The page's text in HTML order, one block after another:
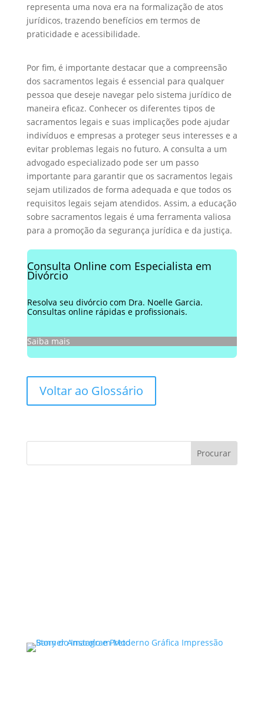
representa uma nova era na formalização de atos
jurídicos, trazendo benefícios em termos de
praticidade e acessibilidade.
Por fim, é importante destacar que a compreensão
dos sacramentos legais é essencial para qualquer
pessoa que deseje navegar pelo sistema jurídico de
maneira eficaz. Conhecer os diferentes tipos de
sacramentos legais e suas implicações pode ajudar
indivíduos e empresas a proteger seus interesses e a
evitar problemas legais no futuro. A consulta a um
advogado especializado pode ser um passo
importante para garantir que os sacramentos legais
sejam utilizados de forma adequada e que todos os
requisitos legais sejam atendidos. Assim, a educação
sobre sacramentos legais é uma ferramenta valiosa
para a promoção da segurança jurídica e da justiça.
Consulta Online com Especialista em
Divórcio
Resolva seu divórcio com Dra. Noelle Garcia.
Consultas online rápidas e profissionais.
Saiba mais
Voltar ao Glossário